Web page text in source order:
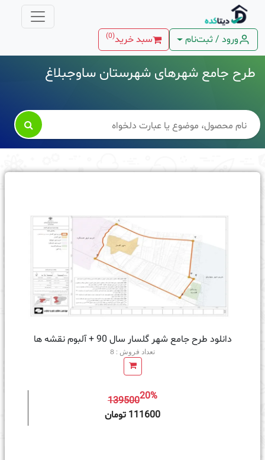
ورود / ثبت‌نام سبد خرید(
0
)
طرح جامع شهرهای شهرستان ساوجبلاغ

دانلود طرح جامع شهر گلسار سال 90 + آلبوم نقشه ها
تعداد فروش : 8
13950020%
111600 تومان